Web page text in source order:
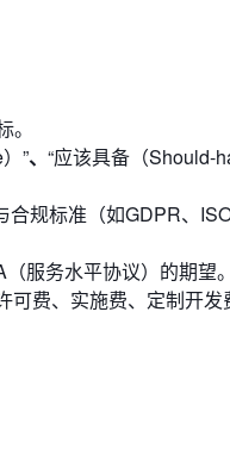
”、 “应该具备（Should-
规标准（如GDPR、
服务水平协议）的期望。
费、实施费、定制开发